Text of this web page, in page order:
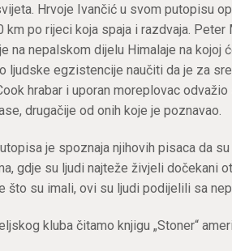
Hrvoje Ivančić u svom putopisu
km po rijeci koja spaja i razdvaja.
na nepalskom dijelu Himalaje na kojoj
ljudske egzistencije naučiti da je za
hrabar i uporan moreplovac
drugačije od onih koje je poznavao.
je spoznaja njihovih pisaca da su
gdje su ljudi najteže živjeli dočekani
što su imali, ovi su ljudi podijelili sa
kluba čitamo knjigu „Stoner“